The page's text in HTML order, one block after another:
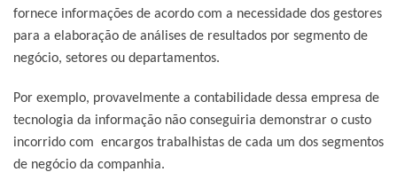
fornece informações de acordo com a necessidade dos gestores
para a elaboração de análises de resultados por segmento de
negócio, setores ou departamentos.
Por exemplo, provavelmente a contabilidade dessa empresa de
tecnologia da informação não conseguiria demonstrar o custo
incorrido com encargos trabalhistas de cada um dos segmentos
de negócio da companhia.